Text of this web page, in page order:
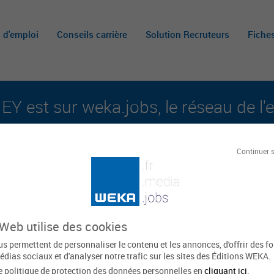
Continuer
utilise des cookies
permettent de personnaliser le contenu et les annonces, d'offrir des
sociaux et d'analyser notre trafic sur les sites des Éditions WEKA.
politique de protection des données personnelles en cliquant ici
d'emploi Conseils carrière Solution Recruteurs
est sur weka.jobs, le réseau de
Occitanie